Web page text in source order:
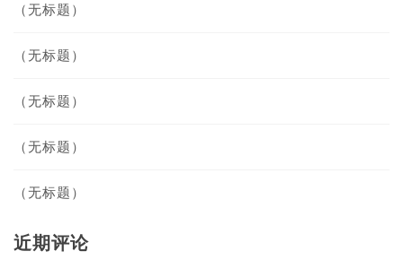
（无标题）
（无标题）
（无标题）
（无标题）
（无标题）
近期评论